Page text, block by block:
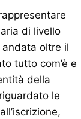
di livello
oltre il
tutto com’è e
della
le